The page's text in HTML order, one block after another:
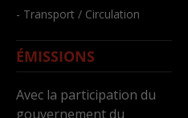
- Transport / Circulation
ÉMISSIONS
Avec la participation du
gouvernement du